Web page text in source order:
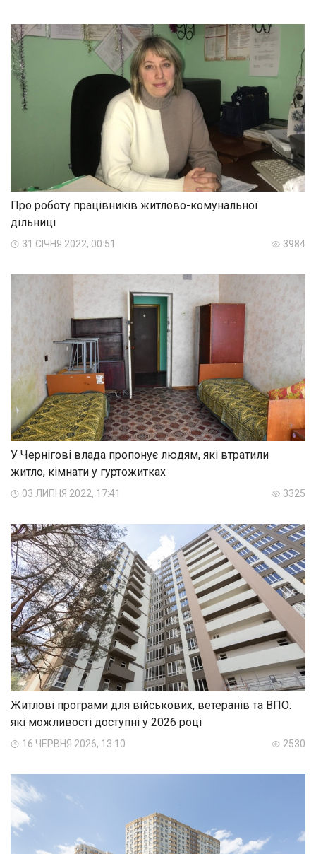
Про роботу працівників житлово­-комунальної
дільниці
31 СІЧНЯ 2022, 00:51 3984
У Чернігові влада пропонує людям, які втратили
житло, кімнати у гуртожитках
03 ЛИПНЯ 2022, 17:41 3325
Житлові програми для військових, ветеранів та ВПО:
які можливості доступні у 2026 році
16 ЧЕРВНЯ 2026, 13:10 2530